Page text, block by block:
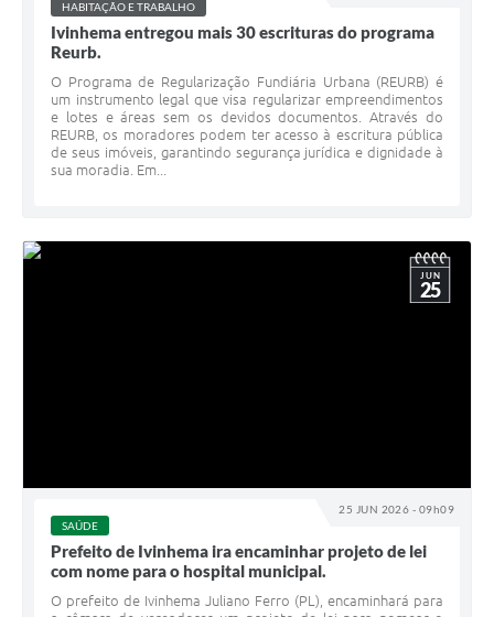
HABITAÇÃO E TRABALHO
Ivinhema entregou mais 30 escrituras do programa
Reurb.
O Programa de Regularização Fundiária Urbana (REURB) é
um instrumento legal que visa regularizar empreendimentos
e lotes e áreas sem os devidos documentos. Através do
REURB, os moradores podem ter acesso à escritura pública
de seus imóveis, garantindo segurança jurídica e dignidade à
sua moradia. Em...
25 JUN 2026 - 09h09
JUN
25
SAÚDE
Prefeito de Ivinhema ira encaminhar projeto de lei
com nome para o hospital municipal.
O prefeito de Ivinhema Juliano Ferro (PL), encaminhará para